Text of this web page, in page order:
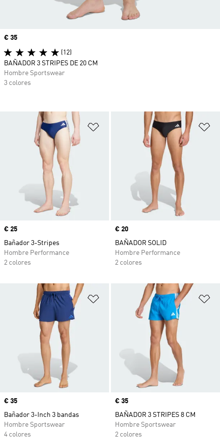
Añadir a la lista de deseos
Precio
€ 25
Bañador 3-Stripes
Hombre Performance
2 colores
Precio
€ 20
BAÑADOR SOLID
Hombre Performance
2 colores
Añadir a la lista de deseos
Precio
€ 35
Bañador 3-Inch 3 bandas
Hombre Sportswear
4 colores
Precio
€ 35
BAÑADOR 3 STRIPES 8 CM
Hombre Sportswear
2 colores
Precio
€ 35
(12)
BAÑADOR 3 STRIPES DE 20 CM
Hombre Sportswear
3 colores